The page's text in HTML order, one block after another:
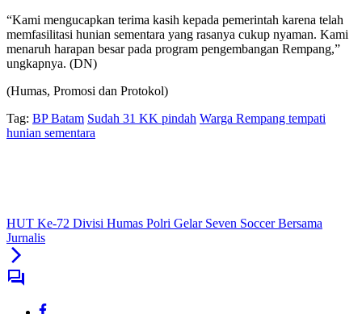
“Kami mengucapkan terima kasih kepada pemerintah karena telah
memfasilitasi hunian sementara yang rasanya cukup nyaman. Kami
menaruh harapan besar pada program pengembangan Rempang,”
ungkapnya. (DN)
(Humas, Promosi dan Protokol)
Tag: BP Batam Sudah 31 KK pindah Warga Rempang tempati
hunian sementara
HUT Ke-72 Divisi Humas Polri Gelar Seven Soccer Bersama
Jurnalis